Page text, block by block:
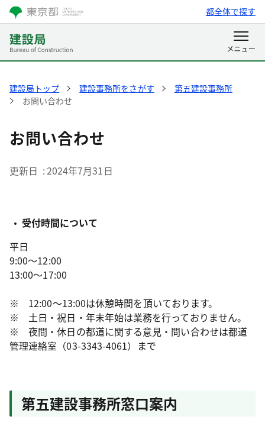
都全体で探す
建設局トップ 建設事務所をさがす
第五建設事務所
お問い合わせ
お問い合わせ
更新日 2024年7月31日
受付時間について
平日
9:00～12:00
13:00～17:00
※ 12:00～13:00は休憩時間を頂いております。
※ 土日・祝日・年末年始は業務を行っておりません。
※ 夜間・休日の都道に関する意見・問い合わせは都道
管理連絡室（03-3343-4061）まで
第五建設事務所窓口案内